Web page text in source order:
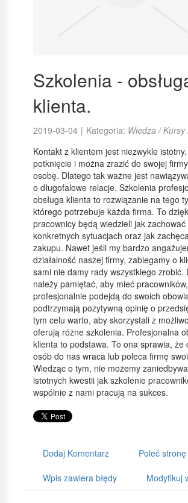
Szkolenia -
klienta.
2019-03-04 | Kategoria: Wiedza / Kursy
Kontakt z klientem jest niezwykle
potknięcie i można zrazić do swojej
osobę. Dlatego tak ważne jest
o długofalowe relacje. Szkolenia
obsługa klienta to rozwiązanie na tego
którego potrzebuje każda firma. To
pracownicy będą wiedzieli jak zachować
konkretnych sytuacjach oraz jak
zakupu. Nawet jeśli my bardzo
działalność naszej firmy, zabiegamy o
sami nie damy rady wszystkiego zrobić.
należy pamiętać, aby mieć
profesjonalnie podejdą do swoich
podtrzymają pozytywną opinię o
tym celu warto, aby skorzystali z
oferują różne szkolenia. Profesjonalna
klienta to podstawa. To ona sprawia, że
osób do nas wraca lub poleca firmę
Wiedząc o tym, nie możemy
istotnych kwestii jak szkolenie
wspólnie z nami pracują na sukces.
Dodaj Komentarz Poleć stronę
Wpis zawiera błędy Modyfikuj